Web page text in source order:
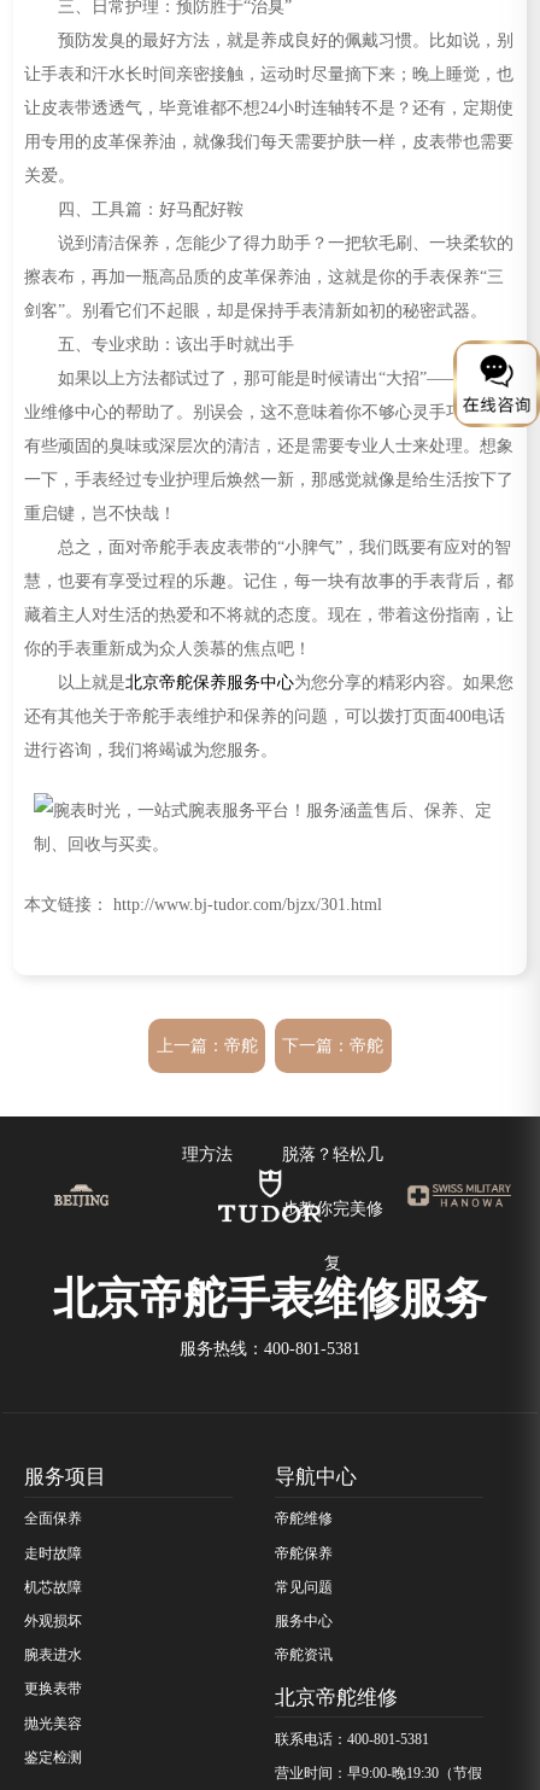
三、日常护理：预防胜于“治臭”
预防发臭的最好方法，就是养成良好的佩戴习惯。比如说，别
让手表和汗水长时间亲密接触，运动时尽量摘下来；晚上睡觉，也
让皮表带透透气，毕竟谁都不想24小时连轴转不是？还有，定期使
用专用的皮革保养油，就像我们每天需要护肤一样，皮表带也需要
关爱。
四、工具篇：好马配好鞍
说到清洁保养，怎能少了得力助手？一把软毛刷、一块柔软的
擦表布，再加一瓶高品质的皮革保养油，这就是你的手表保养“三
剑客”。别看它们不起眼，却是保持手表清新如初的秘密武器。
五、专业求助：该出手时就出手
如果以上方法都试过了，那可能是时候请出“大招”——寻求专
业维修中心的帮助了。别误会，这不意味着你不够心灵手巧，而是
有些顽固的臭味或深层次的清洁，还是需要专业人士来处理。想象
一下，手表经过专业护理后焕然一新，那感觉就像是给生活按下了
重启键，岂不快哉！
总之，面对帝舵手表皮表带的“小脾气”，我们既要有应对的智
慧，也要有享受过程的乐趣。记住，每一块有故事的手表背后，都
藏着主人对生活的热爱和不将就的态度。现在，带着这份指南，让
你的手表重新成为众人羡慕的焦点吧！
以上就是北京帝舵保养服务中心为您分享的精彩内容。如果您
还有其他关于帝舵手表维护和保养的问题，可以拨打页面400电话
进行咨询，我们将竭诚为您服务。
本文链接： http://www.bj-tudor.com/bjzx/301.html
上一篇： 帝舵
理方法
下一篇：帝舵
脱落？轻松几
步教你完美修
复
北京帝舵手表维修服务
服务热线： 400-801-5381
服务项目
全面保养
走时故障
机芯故障
外观损坏
腕表进水
更换表带
抛光美容
鉴定检测
导航中心
帝舵维修
帝舵保养
常见问题
服务中心
帝舵资讯
北京帝舵维修
联系电话：400-801-5381
营业时间：早9:00-晚19:30（节假